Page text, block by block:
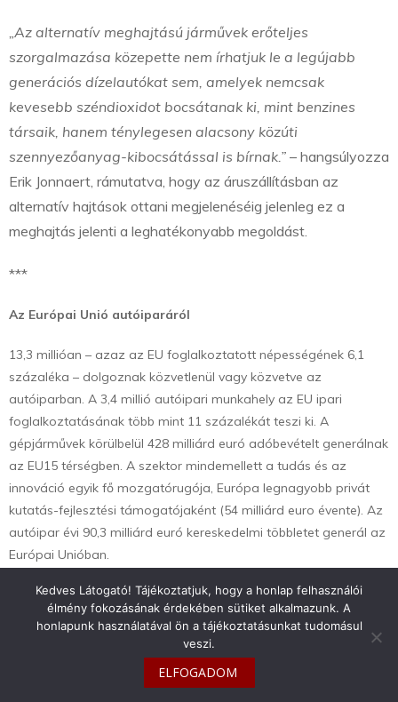
„Az alternatív meghajtású járművek erőteljes
szorgalmazása közepette nem írhatjuk le a legújabb
generációs dízelautókat sem, amelyek nemcsak
kevesebb széndioxidot bocsátanak ki, mint benzines
társaik, hanem ténylegesen alacsony közúti
szennyezőanyag-kibocsátással is bírnak.” – hangsúlyozza
Erik Jonnaert, rámutatva, hogy az áruszállításban az
alternatív hajtások ottani megjelenéséig jelenleg ez a
meghajtás jelenti a leghatékonyabb megoldást.
***
Az Európai Unió autóiparáról
13,3 millióan – azaz az EU foglalkoztatott népességének 6,1
százaléka – dolgoznak közvetlenül vagy közvetve az
autóiparban. A 3,4 millió autóipari munkahely az EU ipari
foglalkoztatásának több mint 11 százalékát teszi ki. A
gépjárművek körülbelül 428 milliárd euró adóbevételt generálnak
az EU15 térségben. A szektor mindemellett a tudás és az
innováció egyik fő mozgatórugója, Európa legnagyobb privát
kutatás-fejlesztési támogatójaként (54 milliárd euro évente). Az
autóipar évi 90,3 milliárd euró kereskedelmi többletet generál az
Európai Unióban.
info@toyotaclub.hu
Copyright © 2026Toyota Klub Magyarország
Kedves Látogató! Tájékoztatjuk, hogy a honlap felhasználói
élmény fokozásának érdekében sütiket alkalmazunk. A
honlapunk használatával ön a tájékoztatásunkat tudomásul
veszi.
ELFOGADOM